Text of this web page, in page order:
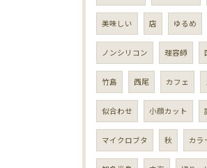
美味しい 店 ゆるめ
ノンシリコン 理容師
竹島 西尾 カフェ
似合わせ 小顔カット
マイクロブタ 秋 カラ